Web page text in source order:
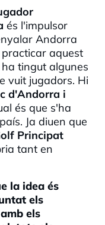
és l'impulsor
Andorra
aquest
tingut algunes
vuit jugadors. Hi
d'Andorra i
és que s'ha
Ja diuen que
Principat
tant en
la idea és
els
els